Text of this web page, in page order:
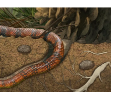
estudar medicina, entrou por
aula sobre...
2026